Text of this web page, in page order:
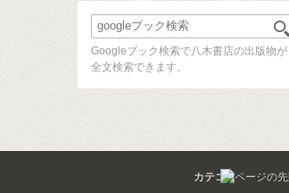
Googleブック検索で八木書店の出版物が
全文検索できます。
カテゴリ